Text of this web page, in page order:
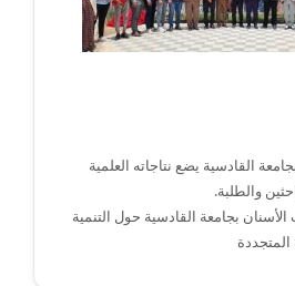
القادسية يضع نتاجاته العلمية
والطلبة.
بجامعة القادسية حول التنمية
المتجددة